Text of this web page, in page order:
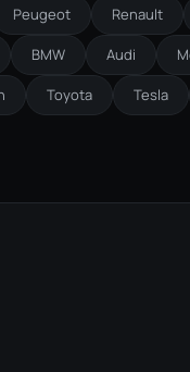
Peugeot Renault
BMW Audi
Toyota Tesla